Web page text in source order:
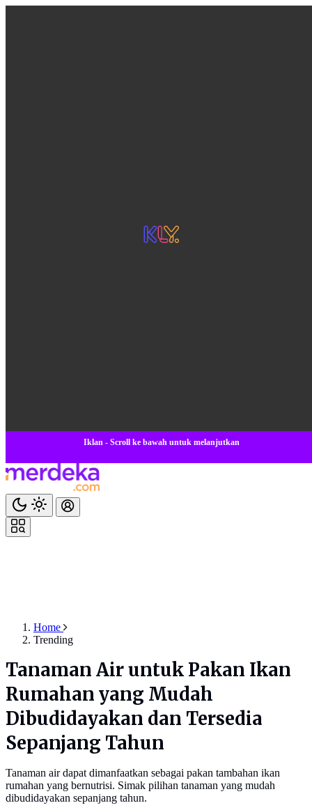
Iklan - Scroll ke bawah untuk melanjutkan
Home
Trending
Tanaman Air untuk Pakan Ikan
Rumahan yang Mudah
Dibudidayakan dan Tersedia
Sepanjang Tahun
Tanaman air dapat dimanfaatkan sebagai pakan tambahan ikan
rumahan yang bernutrisi. Simak pilihan tanaman yang mudah
dibudidayakan sepanjang tahun.